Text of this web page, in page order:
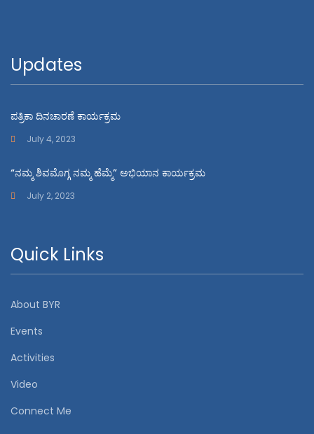
Updates
ಪತ್ರಿಕಾ ದಿನಚಾರಣೆ ಕಾರ್ಯಕ್ರಮ
July 4, 2023
“ನಮ್ಮ ಶಿವಮೊಗ್ಗ ನಮ್ಮ ಹೆಮ್ಮೆ” ಅಭಿಯಾನ ಕಾರ್ಯಕ್ರಮ
July 2, 2023
Quick Links
About BYR
Events
Activities
Video
Connect Me